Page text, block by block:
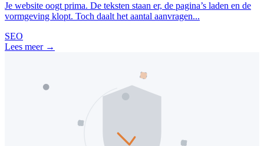
Je website oogt prima. De teksten staan er, de pagina’s laden en de
vormgeving klopt. Toch daalt het aantal aanvragen...
SEO
Lees meer →